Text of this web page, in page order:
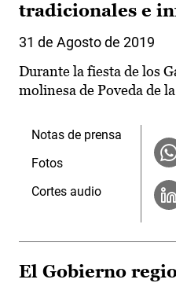
tradicionales e
31 de Agosto de 2019
Durante la fiesta de los
molinesa de Poveda de
Notas de prensa
Fotos
Cortes audio
El Gobierno